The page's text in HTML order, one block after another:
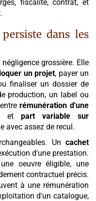
fiscalité, contrat, et
dans les
grossière. Elle
un projet, payer un
finaliser un dossier de
production, un label ou
rémunération d'une
et part variable sur
avec assez de recul.
Un cachet
d'une prestation.
oeuvre éligible, une
contractuel précis.
à une rémunération
d'un catalogue,